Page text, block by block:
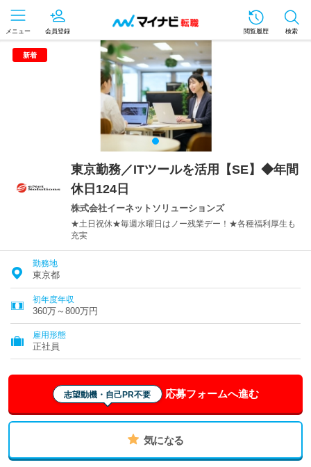
メニュー 会員登録 閲覧履歴 検索
新着
東京勤務／ITツールを活用【SE】◆年間
休日124日
株式会社イーネットソリューションズ
★土日祝休★毎週水曜日はノー残業デー！★各種福利厚生も
充実
勤務地
東京都
初年度年収
360万～800万円
雇用形態
正社員
志望動機・自己PR不要 応募フォームへ進む
気になる